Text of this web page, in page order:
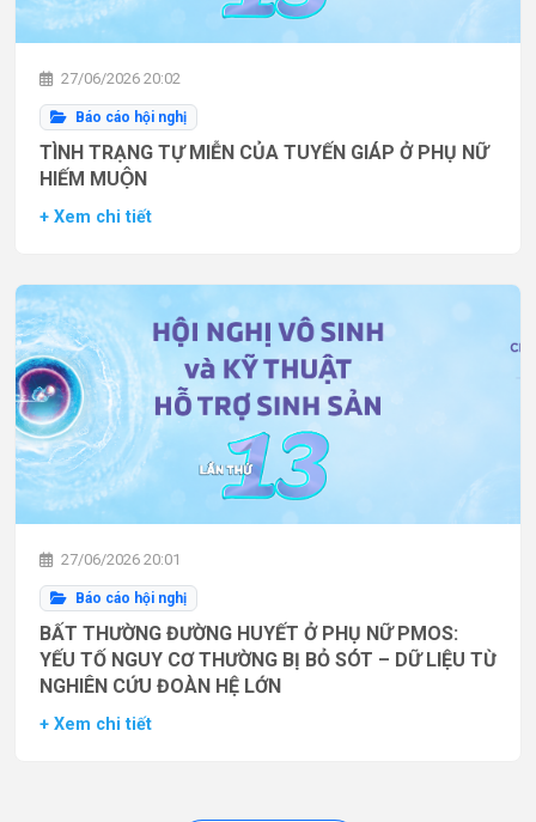
27/06/2026 20:02
Báo cáo hội nghị
TÌNH TRẠNG TỰ MIỄN CỦA TUYẾN GIÁP Ở PHỤ NỮ
HIẾM MUỘN
+ Xem chi tiết
27/06/2026 20:01
Báo cáo hội nghị
BẤT THƯỜNG ĐƯỜNG HUYẾT Ở PHỤ NỮ PMOS:
YẾU TỐ NGUY CƠ THƯỜNG BỊ BỎ SÓT – DỮ LIỆU TỪ
NGHIÊN CỨU ĐOÀN HỆ LỚN
+ Xem chi tiết